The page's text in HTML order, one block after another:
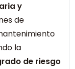
y
de
la
de riesgo